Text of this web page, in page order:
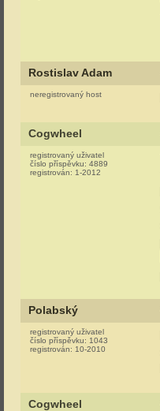
Rostislav Adam
neregistrovaný host
Cogwheel
registrovaný uživatel
číslo příspěvku: 4889
registrován: 1-2012
Polabský
registrovaný uživatel
číslo příspěvku: 1043
registrován: 10-2010
Cogwheel